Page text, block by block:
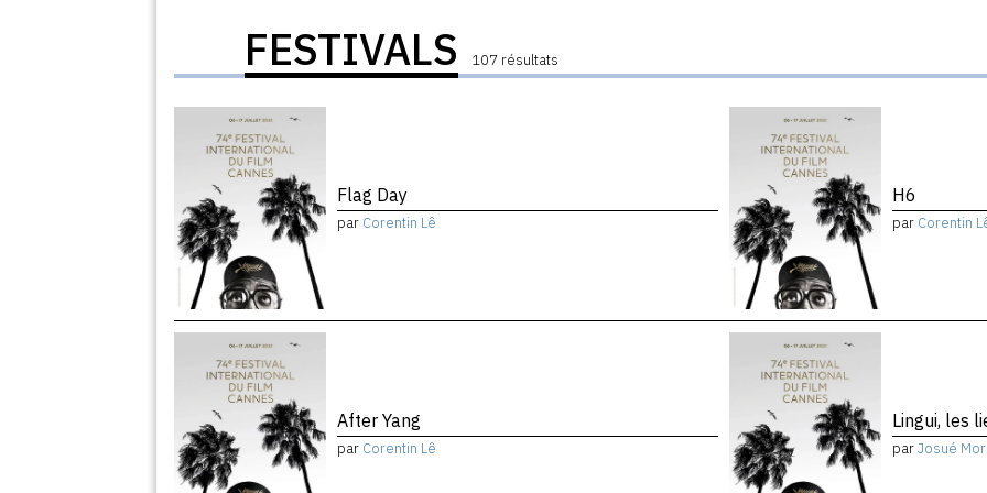
FESTIVALS 107 résultats
Flag Day
par Corentin Lê
H6
par Corentin
After Yang
par Corentin Lê
Lingui, les
parJosué